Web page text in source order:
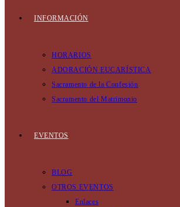
INFORMACIÓN
HORARIOS
ADORACIÓN EUCARÍSTICA
Sacramento de la Confesión
Sacramento del Matrimonio
EVENTOS
BLOG
OTROS EVENTOS
Enlaces